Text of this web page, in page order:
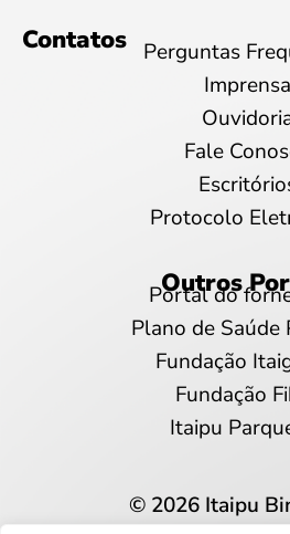
Contatos
Perguntas
Imprensa
Fale
Protocolo
Outros
Portal do
Plano de Saúde
Fundação
Fundação
Itaipu
© 2026 Itaipu